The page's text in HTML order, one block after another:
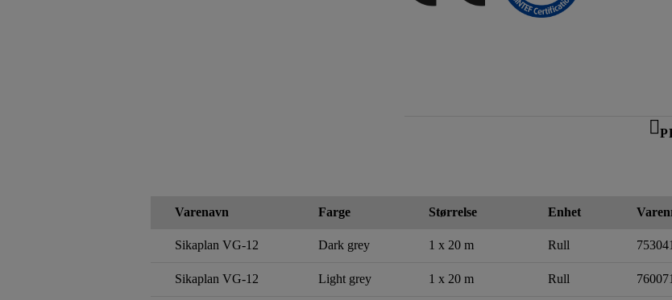
Varenavn Farge Størrelse Enhet
Sikaplan VG-12 Dark grey 1 x 20 m Rull 753041
Sikaplan VG-12 Light grey 1 x 20 m Rull 760071